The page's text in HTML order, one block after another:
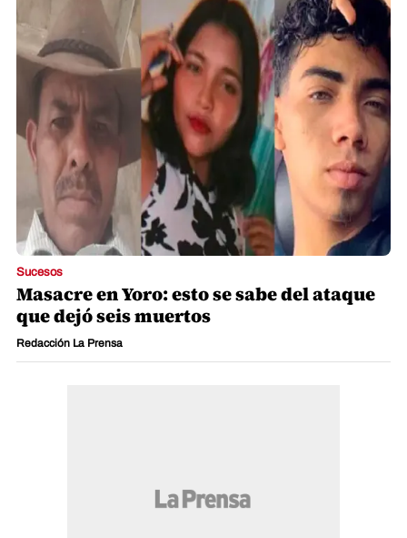
Sucesos
Masacre en Yoro: esto se sabe del ataque
que dejó seis muertos
Redacción La Prensa